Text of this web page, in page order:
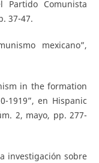
Partido Comunista
37-47.
mexicano”,
in the formation
1919”, en Hispanic
2, mayo, pp. 277-
investigación sobre